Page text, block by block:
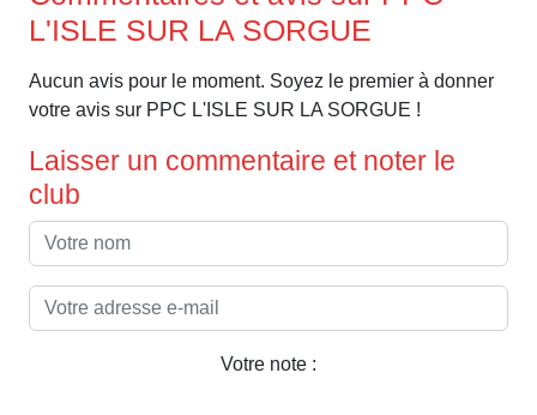
L'ISLE SUR LA SORGUE
Aucun avis pour le moment. Soyez le premier à donner
votre avis sur PPC L'ISLE SUR LA SORGUE !
Laisser un commentaire et noter le
club
Votre note :